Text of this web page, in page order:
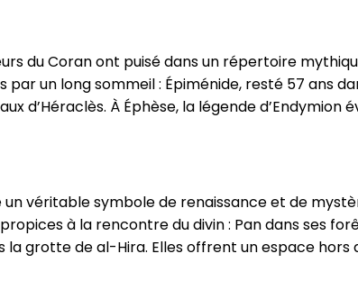
du Coran ont puisé dans un répertoire
un long sommeil : Épiménide, resté 57 ans
d’Héraclès. À Éphèse, la légende
véritable symbole de renaissance et de
à la rencontre du divin : Pan dans ses
la grotte de al-Hira. Elles offrent un espace